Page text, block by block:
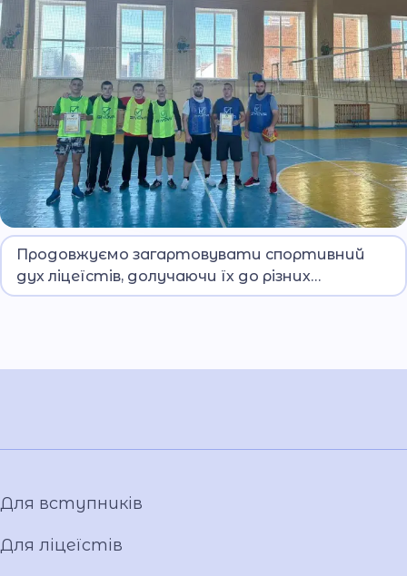
Відтак, нещодавно провели чемпіонат із
волейболу, а нині грали у баскетбол.
Продовжуємо загартовувати спортивний
дух ліцеїстів, долучаючи їх до різних
спортивних гуртків та змагань.
Для вступників
Для ліцеїстів